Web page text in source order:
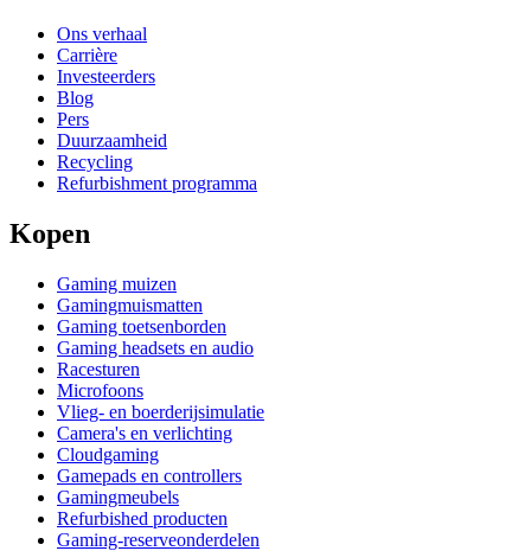
Ons verhaal
Carrière
Investeerders
Blog
Pers
Duurzaamheid
Recycling
Refurbishment programma
Kopen
Gaming muizen
Gamingmuismatten
Gaming toetsenborden
Gaming headsets en audio
Racesturen
Microfoons
Vlieg- en boerderijsimulatie
Camera's en verlichting
Cloudgaming
Gamepads en controllers
Gamingmeubels
Refurbished producten
Gaming-reserveonderdelen